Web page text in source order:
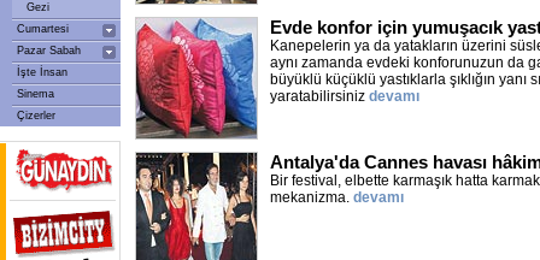
Gezi
Cumartesi
Pazar Sabah
İşte İnsan
Sinema
Çizerler
Evde konfor için yumuşacık
Kanepelerin ya da yatakların üzerini
aynı zamanda evdeki konforunuzun da
büyüklü küçüklü yastıklarla şıklığın yanı
yaratabilirsiniz devamı
Antalya'da Cannes havası
Bir festival, elbette karmaşık hatta
mekanizma. devamı